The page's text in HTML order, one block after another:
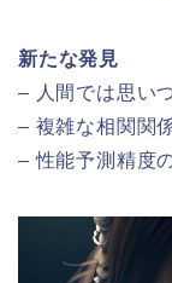
新たな発見
– 人間では思い
– 複雑な相関関
– 性能予測精度